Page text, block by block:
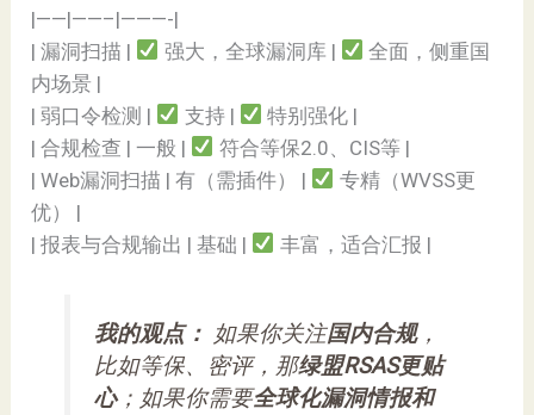
|——|——–|———-|
| 漏洞扫描 |
强大，全球漏洞库 |
全面，侧重国
内场景 |
| 弱口令检测 |
支持 |
特别强化 |
| 合规检查 | 一般 |
符合等保2.0、CIS等 |
| Web漏洞扫描 | 有（需插件） |
专精（WVSS更
优） |
| 报表与合规输出 | 基础 |
丰富，适合汇报 |
我的观点： 如果你关注国内合规，
比如等保、密评，那绿盟RSAS更贴
心；如果你需要全球化漏洞情报和